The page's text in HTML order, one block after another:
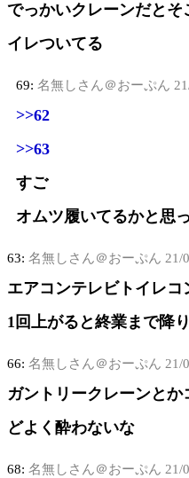
でっかいクレーンだと
イレついてる
69: 名無しさん＠おーぷん
>>62
>>63
すご
オムツ履いてるかと思
63: 名無しさん＠おーぷん 21/
エアコンテレビトイレコ
1回上がると終業まで降
66: 名無しさん＠おーぷん 21/
ガントリークレーンと
どよく酔わないな
68: 名無しさん＠おーぷん 21/